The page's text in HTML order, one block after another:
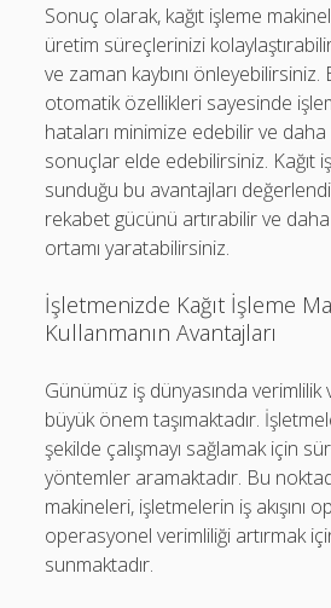
Sonuç olarak, kağıt işleme
üretim süreçlerinizi
ve zaman kaybını
otomatik özellikleri sayesinde
hataları minimize edebilir ve
sonuçlar elde edebilirsiniz. Kağıt
sunduğu bu avantajları
rekabet gücünü artırabilir ve
ortamı yaratabilirsiniz.
İşletmenizde Kağıt İşleme
Kullanmanın Avantajları
Günümüz iş dünyasında
büyük önem taşımaktadır.
şekilde çalışmayı sağlamak için
yöntemler aramaktadır. Bu
makineleri, işletmelerin iş akışını
operasyonel verimliliği artırmak
sunmaktadır.